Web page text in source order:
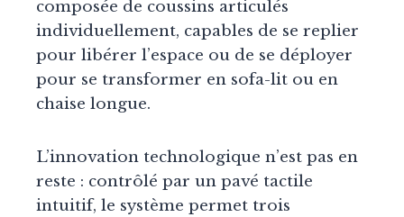
composée de coussins articulés
individuellement, capables de se replier
pour libérer l’espace ou de se déployer
pour se transformer en sofa-lit ou en
chaise longue.
L’innovation technologique n’est pas en
reste : contrôlé par un pavé tactile
intuitif, le système permet trois